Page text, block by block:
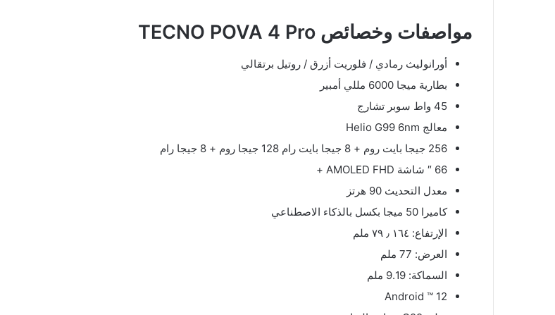
مواصفات وخصائص TECNO POVA 4 Pro
أورانوليث رمادي / فلوريت أزرق / روتيل برتقالي
بطارية ميجا 6000 مللي أمبير
45 واط سوبر تشارج
معالج Helio G99 6nm
256 جيجا بايت روم + 8 جيجا بايت رام 128 جيجا روم + 8 جيجا رام
66 ″ شاشة AMOLED FHD +
معدل التحديث 90 هرتز
كاميرا 50 ميجا بكسل بالذكاء الاصطناعي
الإرتفاع: ١٦٤ ٫ ٧٩ ملم
العرض: 77 ملم
السماكة: 9.19 ملم
Android ™ 12